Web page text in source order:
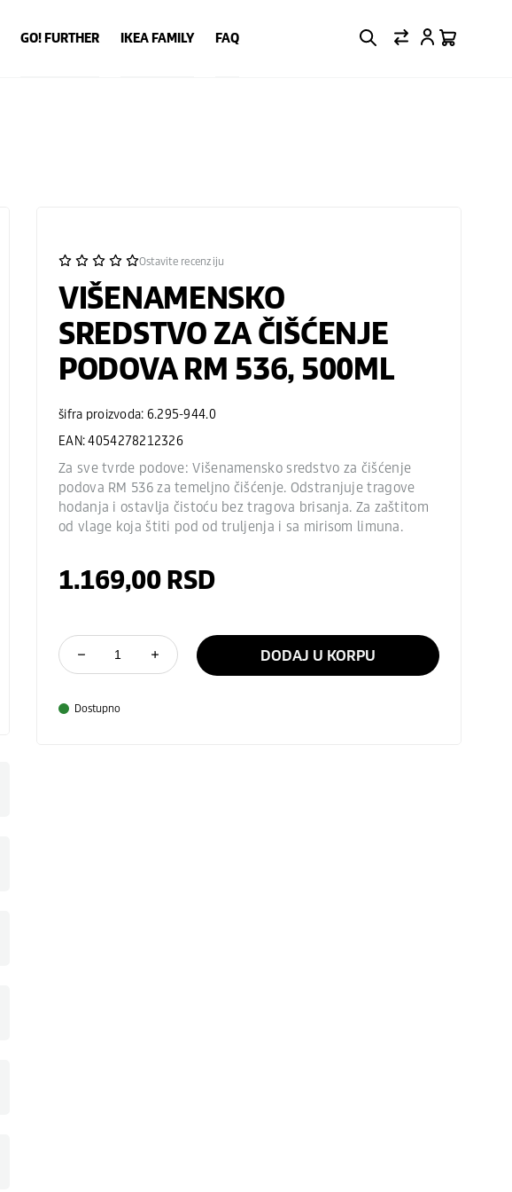
GO! FURTHER IKEA FAMILY FAQ
Ostavite recenziju
VIŠENAMENSKO
SREDSTVO ZA ČIŠĆENJE
PODOVA RM 536, 500ML
šifra proizvoda: 6.295-944.0
EAN: 4054278212326
Za sve tvrde podove: Višenamensko sredstvo za čišćenje
podova RM 536 za temeljno čišćenje. Odstranjuje tragove
hodanja i ostavlja čistoću bez tragova brisanja. Za zaštitom
od vlage koja štiti pod od truljenja i sa mirisom limuna.
1.169,00 RSD
DODAJ U KORPU
Dostupno